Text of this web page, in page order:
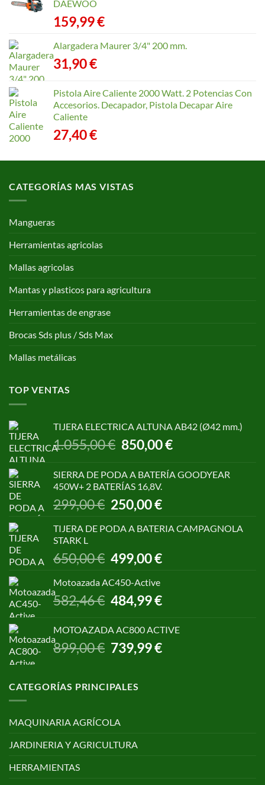
DAEWOO
159,99€
Alargadera Maurer 3/4" 200 mm.
31,90€
Pistola Aire Caliente 2000 Watt. 2 Potencias Con
Accesorios. Decapador, Pistola Decapar Aire
Caliente
27,40€
CATEGORÍAS MAS VISTAS
Mangueras
Herramientas agricolas
Mallas agricolas
Mantas y plasticos para agricultura
Herramientas de engrase
Brocas Sds plus / Sds Max
Mallas metálicas
TOP VENTAS
TIJERA ELECTRICA ALTUNA AB42 (Ø42 mm.)
1.055,00€ El
precio
era:
1.055,00 €.
850,00€El
precio
es:
SIERRA DE PODA A BATERÍA GOODYEAR
450W+ 2 BATERÍAS 16,8V.
299,00€ El
precio
original
299,00 €.
250,00€El
precio
actual
250,00 €.
TIJERA DE PODA A BATERIA CAMPAGNOLA
STARK L
650,00€
El
precio
original
650,00 €.
499,00€El
precio
499,00 €.
Motoazada AC450-Active
582,46€
El
precio
era:
582,46 €.
484,99€El
precio
es:
484,99 €.
MOTOAZADA AC800 ACTIVE
899,00€ El
precio
era:
899,00 €.
739,99€El
precio
CATEGORÍAS PRINCIPALES
MAQUINARIA AGRÍCOLA
JARDINERIA Y AGRICULTURA
HERRAMIENTAS